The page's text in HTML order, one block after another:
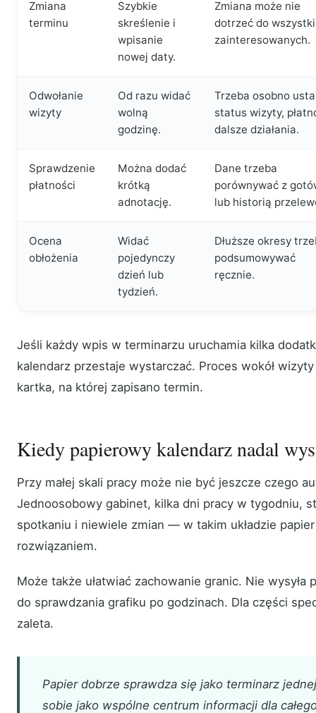
Zmiana
terminu
Szybkie
skreślenie i
wpisanie
nowej daty.
Zmiana może nie
dotrzeć do
zainteresowanych.
Odwołanie
wizyty
Od razu widać
wolną
godzinę.
Trzeba osobno
status wizyty,
dalsze działania.
Sprawdzenie
płatności
Można dodać
krótką
adnotację.
Dane trzeba
porównywać z
lub historią
Ocena
obłożenia
Widać
pojedynczy
dzień lub
tydzień.
Dłuższe okresy
podsumowywać
ręcznie.
Jeśli każdy wpis w terminarzu uruchamia kilka
kalendarz przestaje wystarczać. Proces wokół
kartka, na której zapisano termin.
Kiedy papierowy kalendarz nadal
Przy małej skali pracy może nie być jeszcze czego
Jednoosobowy gabinet, kilka dni pracy w tygodniu,
spotkaniu i niewiele zmian — w takim układzie
rozwiązaniem.
Może także ułatwiać zachowanie granic. Nie wysyła
do sprawdzania grafiku po godzinach. Dla części
zaleta.
Papier dobrze sprawdza się jako terminarz
sobie jako wspólne centrum informacji dla